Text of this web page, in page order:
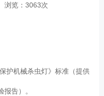
浏览：3063次
护机械杀虫灯》标准（提供
报告）。